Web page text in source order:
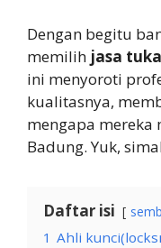
Dengan begitu
memilih jasa
ini menyoroti
kualitasnya,
mengapa
Badung. Yuk,
Daftar isi
1 Ahli